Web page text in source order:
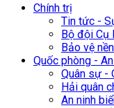
Chính trị
Tin tức -
Bộ đội Cụ
Bảo vệ
Quốc phòng -
Quân sự -
Hải quân
An ninh